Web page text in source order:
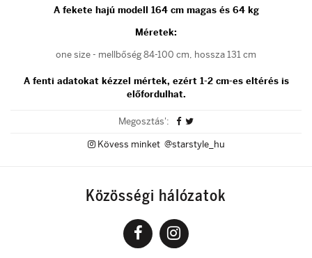
A fekete hajú modell 164 cm magas és 64 kg
Méretek:
one size - mellbőség 84-100 cm, hossza 131 cm
A fenti adatokat kézzel mértek, ezért 1-2 cm-es eltérés is
előfordulhat.
Megosztás':
Kövess minket @starstyle_hu
Közösségi hálózatok